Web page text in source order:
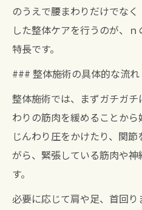
のうえで腰まわりだけでな
した整体ケアを行うのが、
特長です。
### 整体施術の具体的な流れ
整体施術では、まずガチガ
わりの筋肉を緩めることか
じんわり圧をかけたり、関
がら、緊張している筋肉や
す。
必要に応じて肩や足、首回